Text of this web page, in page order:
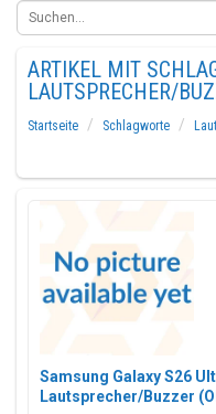
ARTIKEL MIT
LAUTSPRECHER/
Startseite Schlagworte
Samsung Galaxy S26
Lautsprecher/Buzzer